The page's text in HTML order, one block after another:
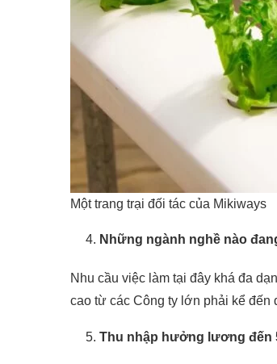
Một trang trại đối tác của Mikiways
Những ngành nghề nào
Nhu cầu việc làm tại đây khá đa
cao từ các Công ty lớn phải kể
Thu nhập hưởng lương đến